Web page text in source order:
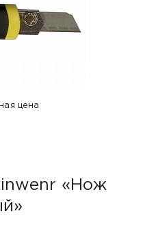
цена
«Нож